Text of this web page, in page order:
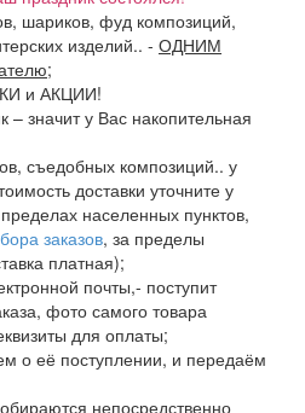
шариков, фуд композиций,
изделий.. - ОДНИМ
;
и АКЦИИ!
– значит у Вас накопительная
съедобных композиций.. у
доставки уточните у
населенных пунктов,
заказов, за пределы
платная);
почты,- поступит
фото самого товара
для оплаты;
о её поступлении, и передаём
непосредственно